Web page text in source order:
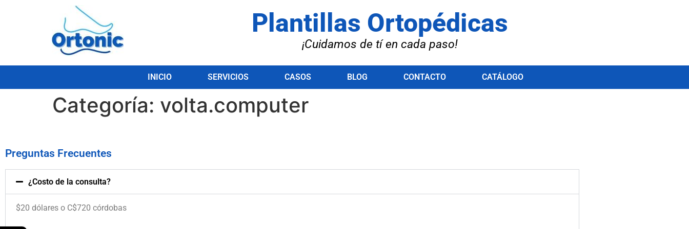
Plantillas Ortopédicas
¡Cuidamos de tí en cada paso!
INICIO SERVICIOS CASOS BLOG CONTACTO CATÁLOGO
Categoría: volta.computer
Preguntas Frecuentes
¿Costo de la consulta?
$20 dólares o C$720 córdobas